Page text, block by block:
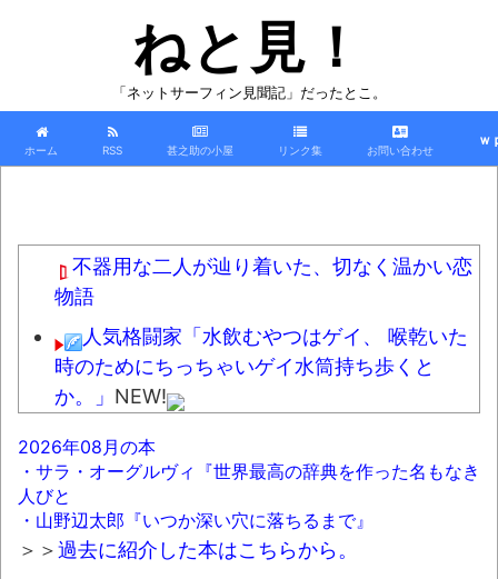
ねと見！
「ネットサーフィン見聞記」だったとこ。
ホーム RSS 甚之助の小屋 リンク集 お問い合わせ
ｗ
不器用な二人が辿り着いた、切なく温かい恋
物語
人気格闘家「水飲むやつはゲイ、 喉乾いた
時のためにちっちゃいゲイ水筒持ち歩くと
か。」 NEW!
【短期セール】「一勝千金 6」「MAJOR
2nd（32）」「球詠 19」ほか、最新巻も50％
還元！【Amazonマンガ毎週末セール アツいス
ポーツ漫画】NEW!
【ないわ】ヨメ実家でハムスターみたいに
2026年08月の本
・サラ・オーグルヴィ『世界最高の辞典を作った名もなき
人びと
・山野辺太郎『いつか深い穴に落ちるまで』
＞＞過去に紹介した本はこちらから。